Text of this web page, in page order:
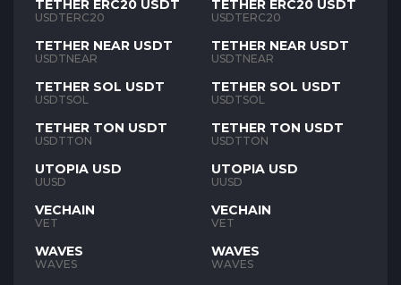
TETHER ERC20 USDT
USDTERC20
TETHER NEAR USDT
USDTNEAR
TETHER SOL USDT
USDTSOL
TETHER TON USDT
USDTTON
UTOPIA USD
UUSD
VECHAIN
VET
WAVES
WAVES
TETHER ERC20 USDT
USDTERC20
TETHER NEAR USDT
USDTNEAR
TETHER SOL USDT
USDTSOL
TETHER TON USDT
USDTTON
UTOPIA USD
UUSD
VECHAIN
VET
WAVES
WAVES